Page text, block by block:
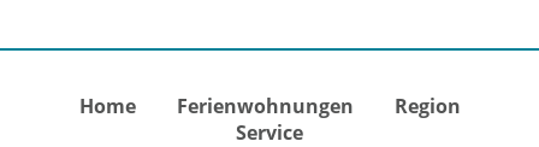
Home Ferienwohnungen
Region
Service